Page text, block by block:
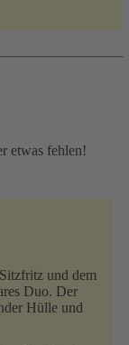
etwas fehlen!
und dem
Duo. Der
Hülle und